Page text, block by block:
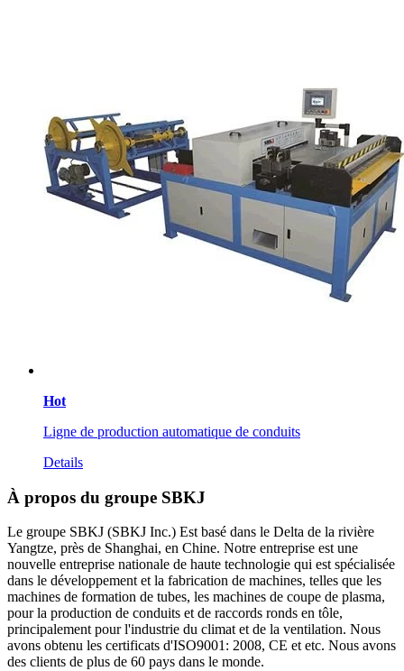
Hot
Ligne de production automatique de conduits
Details
À propos du groupe SBKJ
Le groupe SBKJ (SBKJ Inc.) Est basé dans le Delta de la rivière
Yangtze, près de Shanghai, en Chine. Notre entreprise est une
nouvelle entreprise nationale de haute technologie qui est spécialisée
dans le développement et la fabrication de machines, telles que les
machines de formation de tubes, les machines de coupe de plasma,
pour la production de conduits et de raccords ronds en tôle,
principalement pour l'industrie du climat et de la ventilation. Nous
avons obtenu les certificats d'ISO9001: 2008, CE et etc. Nous avons
des clients de plus de 60 pays dans le monde.